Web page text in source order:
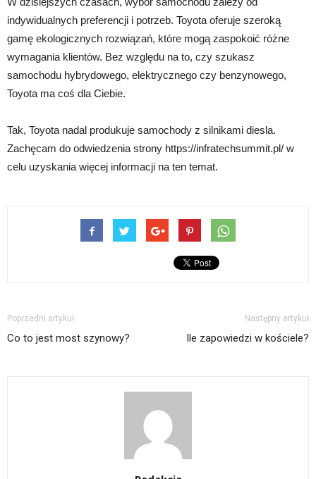
indywidualnych preferencji i potrzeb. Toyota oferuje szeroką
gamę ekologicznych rozwiązań, które mogą zaspokoić różne
wymagania klientów. Bez względu na to, czy szukasz
samochodu hybrydowego, elektrycznego czy benzynowego,
Toyota ma coś dla Ciebie.
Tak, Toyota nadal produkuje samochody z silnikami diesla.
Zachęcam do odwiedzenia strony https://infratechsummit.pl/ w
celu uzyskania więcej informacji na ten temat.
Poprzedni artykuł
Co to jest most szynowy?
Następny artykuł
Ile zapowiedzi w kościele?